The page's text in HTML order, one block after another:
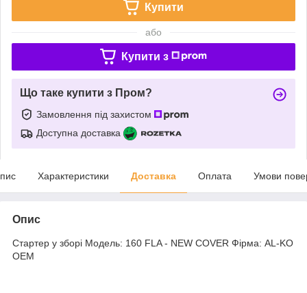
Купити
або
Купити з
Що таке купити з Пром?
Замовлення під захистом
Доступна доставка
Характеристики Доставка Оплата Умови
Опис
Стартер у зборі Модель: 160 FLA - NEW COVER Фірма: AL-KO
OEM